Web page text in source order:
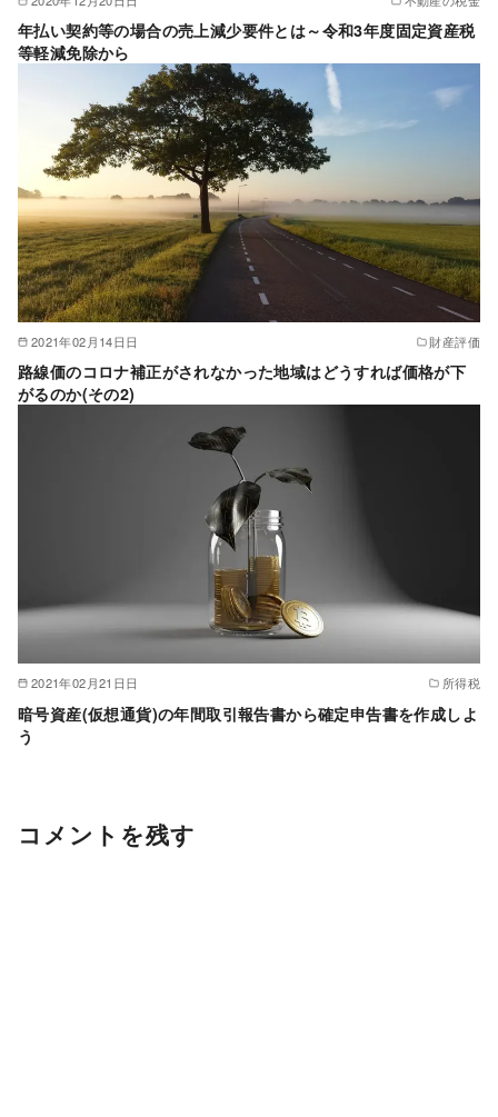
年払い契約等の場合の売上減少要件とは～令和3年度固定資産税
等軽減免除から
2021年02月14日日 財産評価
路線価のコロナ補正がされなかった地域はどうすれば価格が下
がるのか(その2)
2021年02月21日日 所得税
暗号資産(仮想通貨)の年間取引報告書から確定申告書を作成しよ
う
コメントを残す